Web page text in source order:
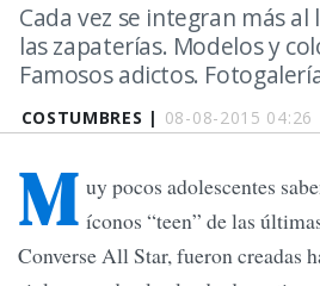
COSTUMBRES | 08-08-2015 04:26
Cada vez se integran más
las zapaterías. Modelos y
Famosos adictos.
M uy pocos adolescentes
íconos “teen” de las
Converse All Star, fueron creadas